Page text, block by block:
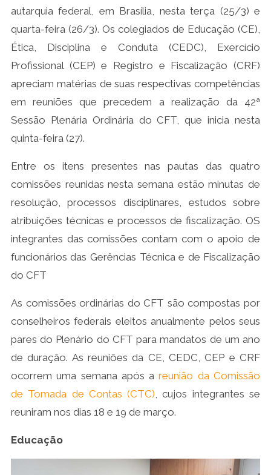
autarquia federal, em Brasília, nesta terça (25/3) e
quarta-feira (26/3). Os colegiados de Educação (CE),
Ética, Disciplina e Conduta (CEDC), Exercício
Profissional (CEP) e Registro e Fiscalização (CRF)
apreciam matérias de suas respectivas competências
em reuniões que precedem a realização da 42ª
Sessão Plenária Ordinária do CFT, que inicia nesta
quinta-feira (27).
Entre os itens presentes nas pautas das quatro
comissões reunidas nesta semana estão minutas de
resolução, processos disciplinares, estudos sobre
atribuições técnicas e processos de fiscalização. OS
integrantes das comissões contam com o apoio de
funcionários das Gerências Técnica e de Fiscalização
do CFT
As comissões ordinárias do CFT são compostas por
conselheiros federais eleitos anualmente pelos seus
pares do Plenário do CFT para mandatos de um ano
de duração. As reuniões da CE, CEDC, CEP e CRF
ocorrem uma semana após areunião da Comissão
de Tomada de Contas (CTC), cujos integrantes se
reuniram nos dias 18 e 19 de março.
Educação